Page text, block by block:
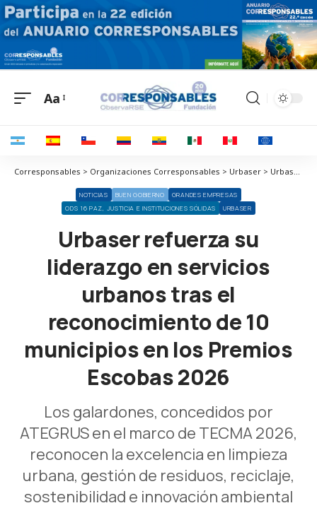
Aa
Corresponsables > Organizaciones Corresponsables > Urbaser > Urbaser refuerza su liderazgo en servicios urbanos tras el reconocimiento de 10 municipios en los Premios Escobas 2026
NOTICIAS BUEN GOBIERNO
GRANDES EMPRESAS
ODS 16 PAZ, JUSTICIA E INSTITUCIONES SÓLIDAS
URBASER
Urbaser refuerza su
liderazgo en servicios
urbanos tras el
reconocimiento de 10
municipios en los Premios
Escobas 2026
Los galardones, concedidos por
ATEGRUS en el marco de TECMA 2026,
reconocen la excelencia en limpieza
urbana, gestión de residuos, reciclaje,
sostenibilidad e innovación ambiental